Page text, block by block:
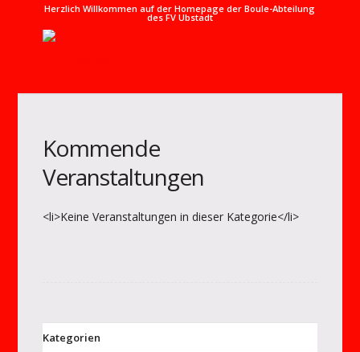
Herzlich Willkommen auf der Homepage der Boule-Abteilung
des FV Ubstadt
Kommende
Veranstaltungen
<li>Keine Veranstaltungen in dieser Kategorie</li>
Kategorien